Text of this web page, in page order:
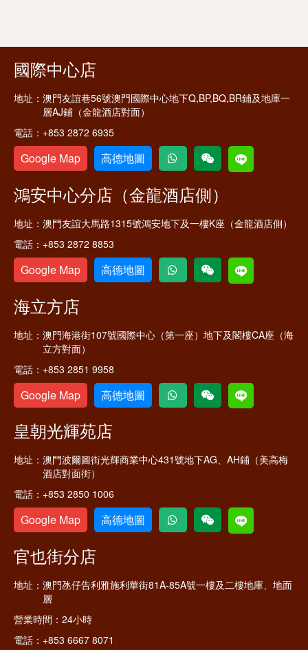
國際中心店
地址： 澳門友誼巷56號澳門國際中心地下Q,BP,BQ,BR鋪及地庫一
層AJ鋪（金龍酒店對面）
電話： +853 2872 6935
Google Map 高德地圖
鴻安中心分店（金龍酒店側）
地址： 澳門友誼大馬路1315號鴻安地下及一樓K座（金龍酒店側）
電話： +853 2872 8853
Google Map 高德地圖
海立方店
地址： 澳門海港街107號國際中心（第一座）地下及閣樓CA座（海
立方對面）
電話： +853 2851 9958
Google Map 高德地圖
皇朝光輝苑店
地址： 澳門波爾圖街光輝商業中心431號地下AG、AH鋪（美高梅
酒店對面街）
電話： +853 2850 1006
Google Map 高德地圖
官也街分店
地址： 澳門氹仔告利雅施利華街81A-85A號一樓及二樓地庫、地面
層
營業時間： 24小時
電話： +853 6667 8071